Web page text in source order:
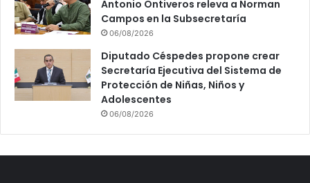
Antonio Ontiveros releva a Norman
Campos en la Subsecretaría
06/08/2026
Diputado Céspedes propone crear
Secretaría Ejecutiva del Sistema de
Protección de Niñas, Niños y
Adolescentes
06/08/2026